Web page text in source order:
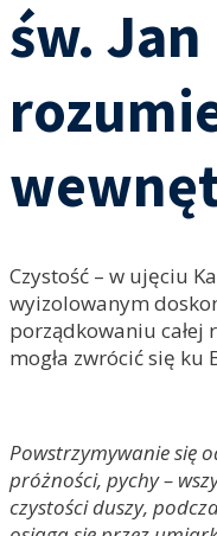
św.
Czystość – w ujęciu
wyizolowanym
porządkowaniu całej
mogła zwrócić się ku
Powstrzymywanie się
próżności, pychy –
czystości duszy,